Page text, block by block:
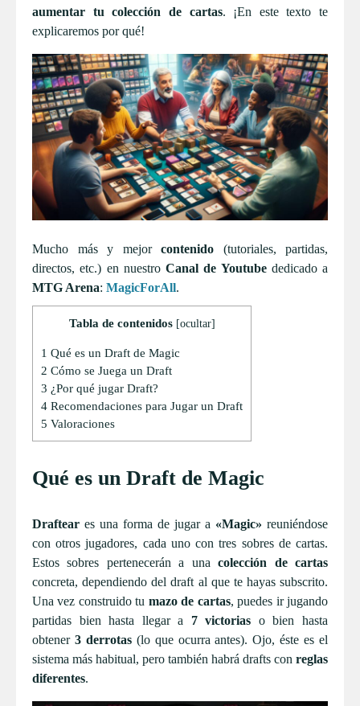
aumentar tu colección de cartas. ¡En este texto te
explicaremos por qué!
Mucho más y mejor contenido (tutoriales, partidas,
directos, etc.) en nuestro Canal de Youtubededicado a
MTG Arena: MagicForAll.
Tabla de contenidos [ocultar]
1 Qué es un Draft de Magic
2 Cómo se Juega un Draft
3 ¿Por qué jugar Draft?
4 Recomendaciones para Jugar un Draft
5 Valoraciones
Qué es un Draft de Magic
Draftear es una forma de jugar a «Magic» reuniéndose
con otros jugadores, cada uno con tres sobres de cartas.
Estos sobres pertenecerán a unacolección de cartas
concreta, dependiendo del draft al que te hayas subscrito.
Una vez construido tu mazo de cartas, puedes ir jugando
partidas bien hasta llegar a 7 victorias o bien hasta
obtener 3 derrotas(lo que ocurra antes). Ojo, éste es el
sistema más habitual, pero también habrá drafts con reglas
diferentes.